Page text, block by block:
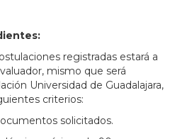
registradas estará a
mismo que será
Universidad de Guadalajara,
criterios:
solicitados.